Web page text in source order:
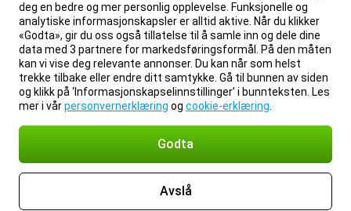
deg en bedre og mer personlig opplevelse. Funksjonelle og
analytiske informasjonskapsler er alltid aktive. Når du klikker
«Godta», gir du oss også tillatelse til å samle inn og dele dine
data med 3 partnere for markedsføringsformål. På den måten
kan vi vise deg relevante annonser. Du kan når som helst
trekke tilbake eller endre ditt samtykke. Gå til bunnen av siden
og klikk på ‘Informasjonskapselinnstillinger’ i bunnteksten. Les
mer i vårpersonvernerklæring og cookie-erklæring
Godta
Avslå